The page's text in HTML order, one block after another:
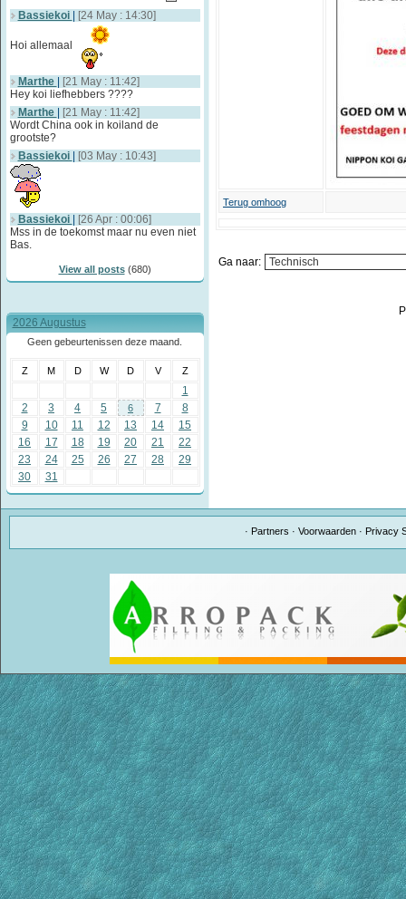
Bassiekoi [24 May : 14:30]
Hoi allemaal
Marthe
[21 May : 11:42]
Hey koi liefhebbers ????
Marthe
[21 May : 11:42]
Wordt China ook in koiland de
grootste?
Bassiekoi
[03 May : 10:43]
Bassiekoi
[26 Apr : 00:06]
Mss in de toekomst maar nu even niet
Bas.
View all posts(680)
2026 Augustus
Geen gebeurtenissen deze maand.
Z M D W D V Z
1
2
3 4 5 6 7
8
9
10 11 12 13 14
15
16
17 18 19 20 21
22
23
24 25 26 27 28
29
30
31
Terug omhoog
Ga naar:
· Partners ·Voorwaarden · Privacy